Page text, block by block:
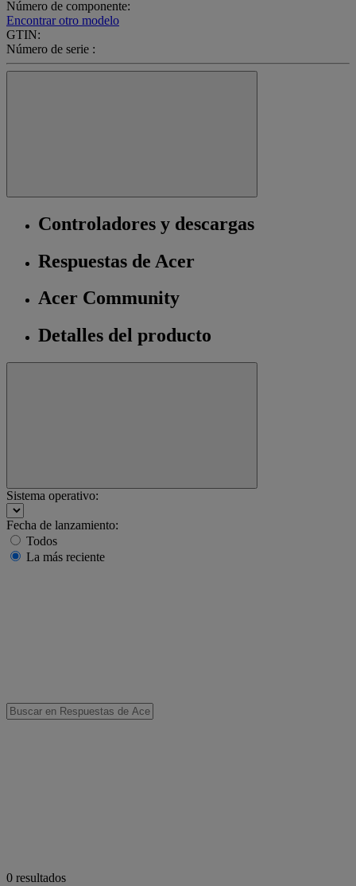
Número de componente:
Encontrar otro modelo
GTIN:
Número de serie :
Controladores y descargas
Respuestas de Acer
Acer Community
Detalles del producto
Sistema operativo:
Fecha de lanzamiento:
Todos
La más reciente
0 resultados